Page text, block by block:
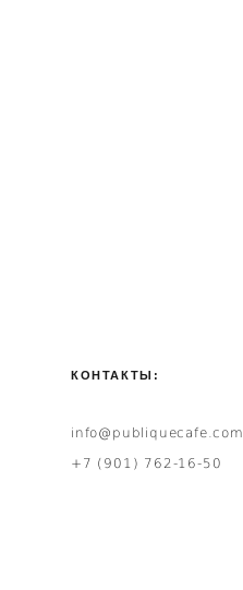
КОНТАКТЫ:
info@publiquecafe.com
+7 (901) 762-16-50